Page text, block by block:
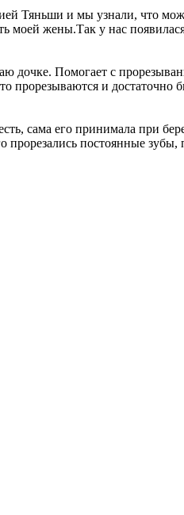
Тяньши и мы узнали, что
моей жены.Так у нас
дочке. Помогает с
и достаточно
сама его принимала при
постоянные